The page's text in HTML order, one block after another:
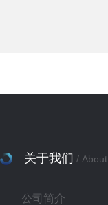
关于我们 / About
公司简介